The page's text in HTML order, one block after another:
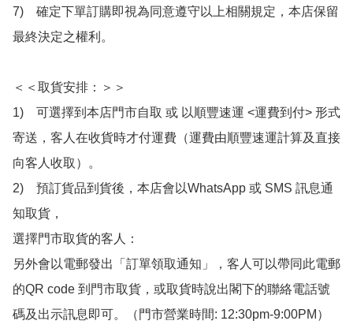
7)　確定下單訂購即視為同意遵守以上相關規定，本店保留
最終決定之權利。
＜＜取貨安排：＞＞
1)　可選擇到本店門市自取 或 以順豐速運 <運費到付> 形式
寄送，客人在收貨時才付運費（運費由順豐速運計算及直接
向客人收取）。
2)　預訂貨品到貨後，本店會以WhatsApp 或 SMS 訊息通
知取貨，
選擇門市取貨的客人：
另外會以電郵發出「訂單領取通知」，客人可以帶同此電郵
的QR code 到門市取貨，或取貨時說出閣下的聯絡電話號
碼及出示訊息即可。（門市營業時間: 12:30pm-9:00PM）